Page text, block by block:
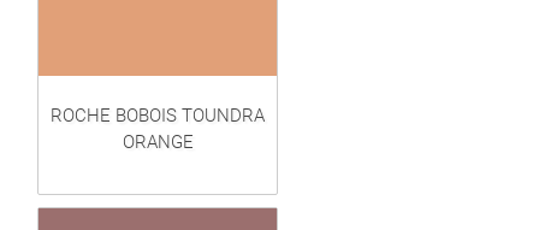
ROCHE BOBOIS TOUNDRA
ORANGE